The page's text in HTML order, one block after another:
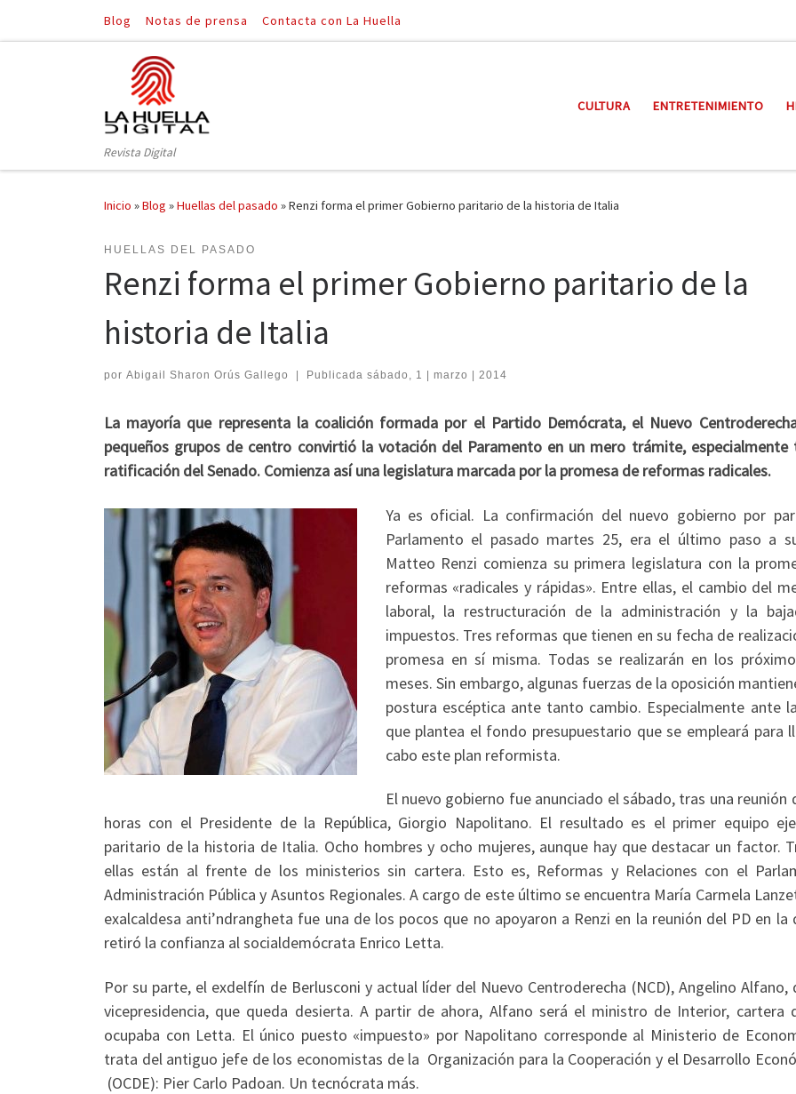
Saltar al contenido
Blog Notas de prensa Contacta con La Huella
Revista Digital
CULTURA ENTRETENIMIENTO
Inicio »Blog »Huellas del pasado »Renzi forma el primer Gobierno paritario de la historia de Italia
HUELLAS DEL PASADO
Renzi forma el primer Gobierno paritario de la
historia de Italia
por Abigail Sharon Orús Gallego Publicada sábado, 1 | marzo | 2014
La mayoría que representa la coalición formada por el Partido Demócrata, el Nuevo
pequeños grupos de centro convirtió la votación del Paramento en un mero trámite, especialmente
ratificación del Senado. Comienza así una legislatura marcada por la promesa de reformas radicales.
Ya es oficial. La confirmación del nuevo gobierno por
Parlamento el pasado martes 25, era el último paso a
Matteo Renzi comienza su primera legislatura con la
reformas «radicales y rápidas». Entre ellas, el cambio del
laboral, la restructuración de la administración y la
impuestos. Tres reformas que tienen en su fecha de
promesa en sí misma. Todas se realizarán en los
meses. Sin embargo, algunas fuerzas de la oposición
postura escéptica ante tanto cambio. Especialmente ante
que plantea el fondo presupuestario que se empleará para
cabo este plan reformista.
El nuevo gobierno fue anunciado el sábado, tras una reunión
horas con el Presidente de la República, Giorgio Napolitano. El resultado es el primer equipo
paritario de la historia de Italia. Ocho hombres y ocho mujeres, aunque hay que destacar un factor.
ellas están al frente de los ministerios sin cartera. Esto es, Reformas y Relaciones con el
Administración Pública y Asuntos Regionales. A cargo de este último se encuentra María Carmela
exalcaldesa anti’ndrangheta fue una de los pocos que no apoyaron a Renzi en la reunión del PD en la
retiró la confianza al socialdemócrata Enrico Letta.
Por su parte, el exdelfín de Berlusconi y actual líder del Nuevo Centroderecha (NCD), Angelino Alfano,
vicepresidencia, que queda desierta. A partir de ahora, Alfano será el ministro de Interior, cartera
ocupaba con Letta. El único puesto «impuesto» por Napolitano corresponde al Ministerio de
trata del antiguo jefe de los economistas de la Organización para la Cooperación y el Desarrollo
(OCDE): Pier Carlo Padoan. Un tecnócrata más.